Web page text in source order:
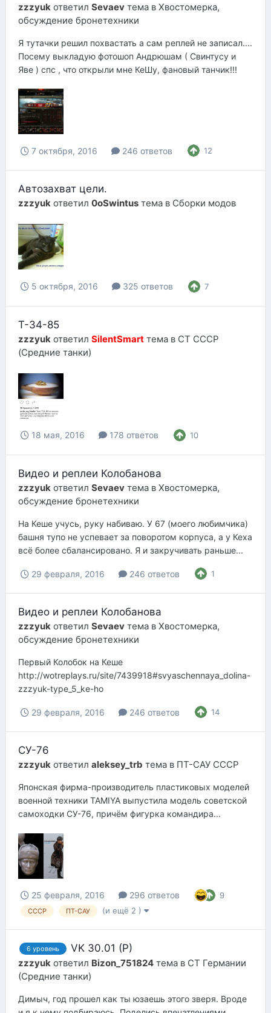
zzzyuk ответил Sevaev тема в Хвостомерка,
обсуждение бронетехники
Я тутачки решил похвастать а сам реплей не записал....
Посему выкладую фотошоп Андрюшам ( Свинтусу и
Яве ) спс , что открыли мне КеШу, фановый танчик!!!
7 октября, 2016 246 ответов 12
Автозахват цели.
zzzyuk ответил 0oSwintus тема в Сборки модов
5 октября, 2016 325 ответов 7
Т-34-85
zzzyuk ответил SilentSmart тема в СТ СССР
(Средние танки)
18 мая, 2016 178 ответов 10
Видео и реплеи Колобанова
zzzyuk ответил Sevaev тема в Хвостомерка,
обсуждение бронетехники
На Кеше учусь, руку набиваю. У 67 (моего любимчика)
башня тупо не успевает за поворотом корпуса, а у Кеха
всё более сбалансировано. Я и закручивать раньше...
29 февраля, 2016 246 ответов 1
Видео и реплеи Колобанова
zzzyuk ответил Sevaev тема в Хвостомерка,
обсуждение бронетехники
Первый Колобок на Кеше
http://wotreplays.ru/site/7439918#svyaschennaya_dolina-
zzzyuk-type_5_ke-ho
29 февраля, 2016 246 ответов 14
СУ-76
zzzyuk ответил aleksey_trb тема в ПТ-САУ СССР
Японская фирма-производитель пластиковых моделей
военной техники TAMIYA выпустила модель советской
самоходки СУ-76, причём фигурка командира...
25 февраля, 2016 296 ответов 9
СССР ПТ-САУ (и ещё 2 )
6 уровень VK 30.01 (P)
zzzyuk ответил Bizon_751824 тема в СТ Германии
(Средние танки)
Димыч, год прошел как ты юзаешь этого зверя. Вроде